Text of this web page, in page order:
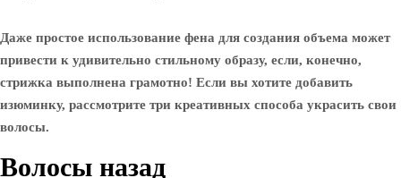
Даже простое использование фена для создания объема может
привести к удивительно стильному образу, если, конечно,
стрижка выполнена грамотно! Если вы хотите добавить
изюминку, рассмотрите три креативных способа украсить свои
волосы.
Волосы назад